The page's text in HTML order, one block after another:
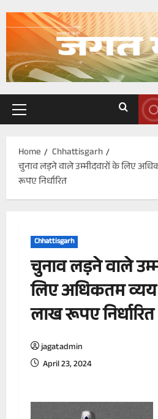
Primary
Home
Chhattisgarh
चुनाव लड़ने वाले उम्मीदवारों के लिए
रूपए निर्धारित
Chhattisgarh
चुनाव लड़ने वाले
लिए अधिकतम व्यय
लाख रूपए निर्धारित
jagatadmin
April 23, 2024